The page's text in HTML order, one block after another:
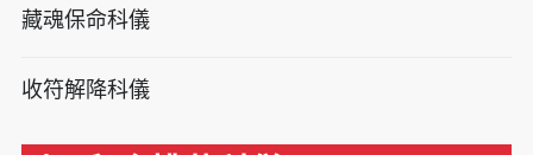
藏魂保命科儀
收符解降科儀